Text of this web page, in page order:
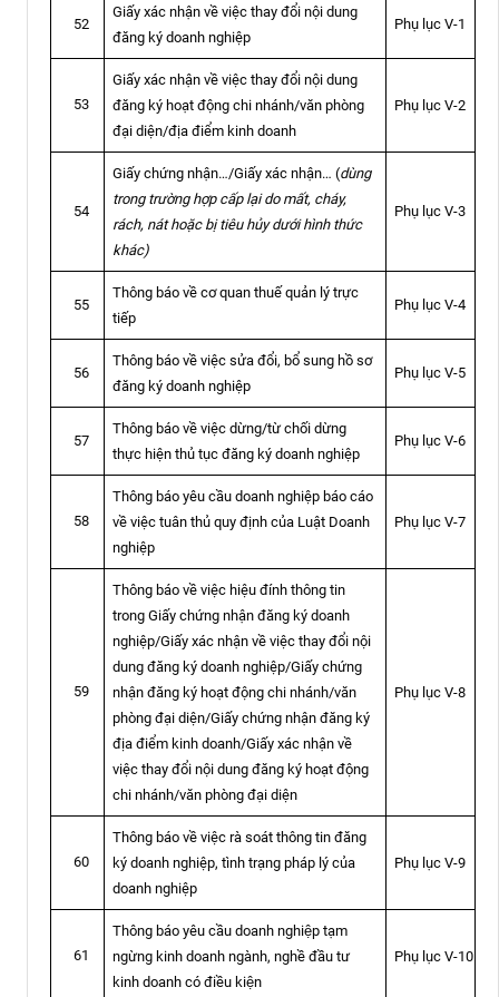
52
Giấy xác nhận về việc thay đổi nội dung
đăng ký doanh nghiệp
Phụ lục V-1
53
Giấy xác nhận về việc thay đổi nội dung
đăng ký hoạt động chi nhánh/văn phòng
đại diện/địa điểm kinh doanh
Phụ lục V-2
54
Giấy chứng nhận…/Giấy xác nhận… (dùng
trong trường hợp cấp lại do mất, cháy,
rách, nát hoặc bị tiêu hủy dưới hình thức
khác)
Phụ lục V-3
55
Thông báo về cơ quan thuế quản lý trực
tiếp
Phụ lục V-4
56
Thông báo về việc sửa đổi, bổ sung hồ sơ
đăng ký doanh nghiệp
Phụ lục V-5
57
Thông báo về việc dừng/từ chối dừng
thực hiện thủ tục đăng ký doanh nghiệp
Phụ lục V-6
58
Thông báo yêu cầu doanh nghiệp báo cáo
về việc tuân thủ quy định của Luật Doanh
nghiệp
Phụ lục V-7
59
Thông báo về việc hiệu đính thông tin
trong Giấy chứng nhận đăng ký doanh
nghiệp/Giấy xác nhận về việc thay đổi nội
dung đăng ký doanh nghiệp/Giấy chứng
nhận đăng ký hoạt động chi nhánh/văn
phòng đại diện/Giấy chứng nhận đăng ký
địa điểm kinh doanh/Giấy xác nhận về
việc thay đổi nội dung đăng ký hoạt động
chi nhánh/văn phòng đại diện
Phụ lục V-8
60
Thông báo về việc rà soát thông tin đăng
ký doanh nghiệp, tình trạng pháp lý của
doanh nghiệp
Phụ lục V-9
61
Thông báo yêu cầu doanh nghiệp tạm
ngừng kinh doanh ngành, nghề đầu tư
kinh doanh có điều kiện
Phụ lục V-10